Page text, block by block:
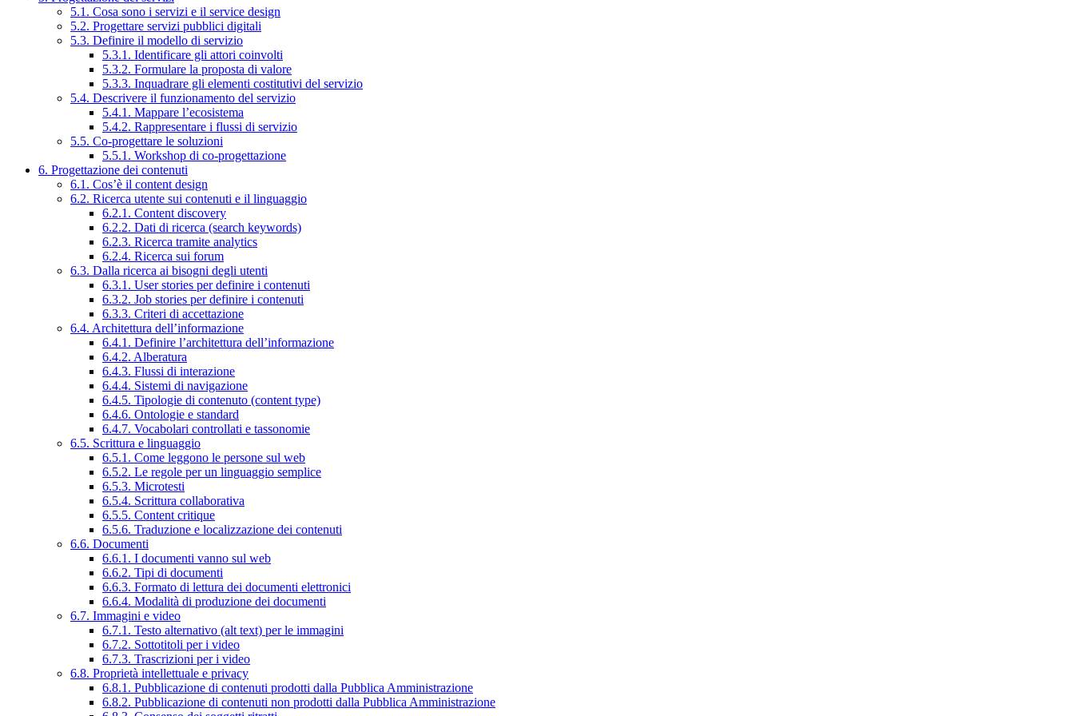
5.1. Cosa sono i servizi e il service design
5.2. Progettare servizi pubblici digitali
5.3. Definire il modello di servizio
5.3.1. Identificare gli attori coinvolti
5.3.2. Formulare la proposta di valore
5.3.3. Inquadrare gli elementi costitutivi del servizio
5.4. Descrivere il funzionamento del servizio
5.4.1. Mappare l’ecosistema
5.4.2. Rappresentare i flussi di servizio
5.5. Co-progettare le soluzioni
5.5.1. Workshop di co-progettazione
6. Progettazione dei contenuti
6.1. Cos’è il content design
6.2. Ricerca utente sui contenuti e il linguaggio
6.2.1. Content discovery
6.2.2. Dati di ricerca (search keywords)
6.2.3. Ricerca tramite analytics
6.2.4. Ricerca sui forum
6.3. Dalla ricerca ai bisogni degli utenti
6.3.1. User stories per definire i contenuti
6.3.2. Job stories per definire i contenuti
6.3.3. Criteri di accettazione
6.4. Architettura dell’informazione
6.4.1. Definire l’architettura dell’informazione
6.4.2. Alberatura
6.4.3. Flussi di interazione
6.4.4. Sistemi di navigazione
6.4.5. Tipologie di contenuto (content type)
6.4.6. Ontologie e standard
6.4.7. Vocabolari controllati e tassonomie
6.5. Scrittura e linguaggio
6.5.1. Come leggono le persone sul web
6.5.2. Le regole per un linguaggio semplice
6.5.3. Microtesti
6.5.4. Scrittura collaborativa
6.5.5. Content critique
6.5.6. Traduzione e localizzazione dei contenuti
6.6. Documenti
6.6.1. I documenti vanno sul web
6.6.2. Tipi di documenti
6.6.3. Formato di lettura dei documenti elettronici
6.6.4. Modalità di produzione dei documenti
6.7. Immagini e video
6.7.1. Testo alternativo (alt text) per le immagini
6.7.2. Sottotitoli per i video
6.7.3. Trascrizioni per i video
6.8. Proprietà intellettuale e privacy
6.8.1. Pubblicazione di contenuti prodotti dalla Pubblica Amministrazione
6.8.2. Pubblicazione di contenuti non prodotti dalla Pubblica Amministrazione